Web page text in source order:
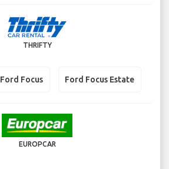
THRIFTY
Ford Focus Ford Focus Estate
EUROPCAR